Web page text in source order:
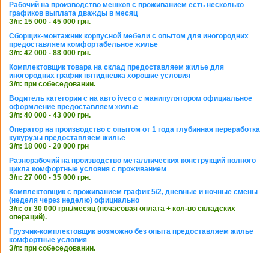
Рабочий на производство мешков с проживанием есть несколько
графиков выплата дважды в месяц
З/п: 15 000 - 45 000 грн.
Сборщик-монтажник корпусной мебели с опытом для иногородних
предоставляем комфортабельное жилье
З/п: 42 000 - 88 000 грн.
Комплектовщик товара на склад предоставляем жилье для
иногородних график пятидневка хорошие условия
З/п: при собеседовании.
Водитель категории с на авто iveco с манипулятором официальное
оформление предоставляем жилье
З/п: 40 000 - 43 000 грн.
Оператор на производство с опытом от 1 года глубинная переработка
кукурузы предоставляем жилье
З/п: 18 000 - 20 000 грн
Разнорабочий на производство металлических конструкций полного
цикла комфортные условия с проживанием
З/п: 27 000 - 35 000 грн.
Комплектовщик с проживанием график 5/2, дневные и ночные смены
(неделя через неделю) официально
З/п: от 30 000 грн./месяц (почасовая оплата + кол-во складских
операций).
Грузчик-комплектовщик возможно без опыта предоставляем жилье
комфортные условия
З/п: при собеседовании.